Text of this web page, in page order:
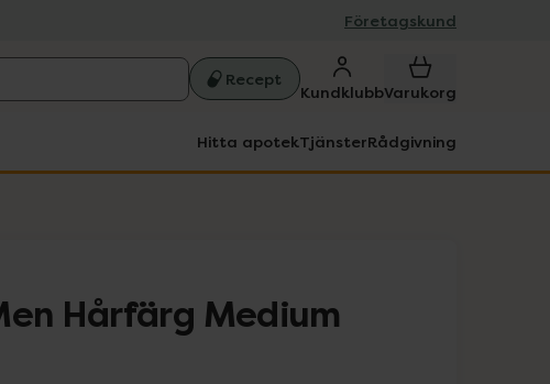
Företagskund
Recept
KundklubbVarukorg
Hitta apotekTjänsterRådgivning
Hårfärg Medium